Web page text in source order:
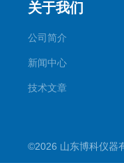
关于我们
公司简介
新闻中心
技术文章
©2026 山东博科仪器